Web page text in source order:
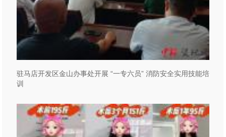
驻马店开发区金山办事处开展 “一专六员” 消防安全实用技能培
训